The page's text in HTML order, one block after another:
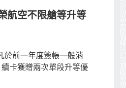
航空不限艙等升等
於前一年度簽帳一般消
卡獲贈兩次單段升等優